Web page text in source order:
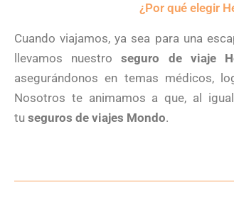
¿Por qué elegir
Cuando viajamos, ya sea para una
llevamos nuestroseguro de viaje
asegurándonos en temas médicos,
Nosotros te animamos a que, al
tu seguros de viajes Mondo.